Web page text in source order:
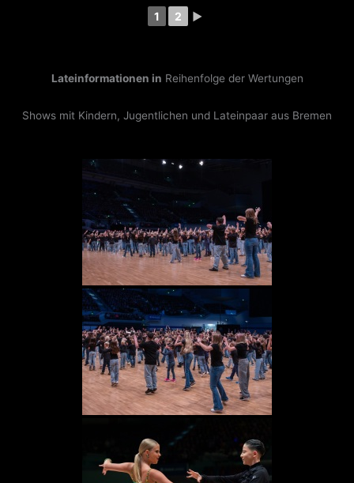
1 2 ►
Lateinformationen in Reihenfolge der Wertungen
Shows mit Kindern, Jugentlichen und Lateinpaar aus Bremen